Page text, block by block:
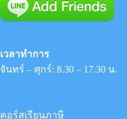
เวลาทำการ
จันทร์ – ศุกร์: 8.30 – 17.30 น.
คอร์สเรียนภาษี